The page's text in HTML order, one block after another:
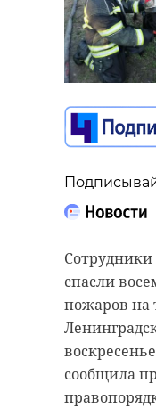
спасли
пожаров на
сообщила